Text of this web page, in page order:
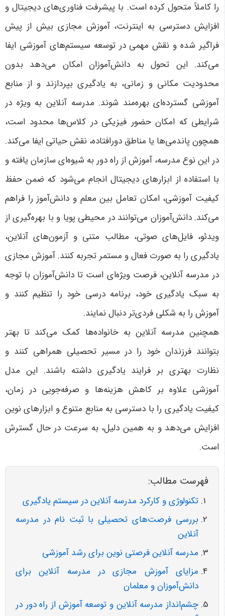
را کاملاً متحول کرده است. با پیشرفت فناوری‌های دیجیتال و
افزایش دسترسی به اینترنت، آموزش مجازی بیش از پیش
فراگیر شده و نقش مهمی در توسعه سیستم‌های آموزشی ایفا
می‌کند. این تحول به دانش‌آموزان امکان می‌دهد بدون
محدودیت مکانی و زمانی، به یادگیری بپردازند و از منابع
آموزشی گسترده‌ای بهره‌مند شوند. مدرسه آنلاین به ویژه در
شرایطی که امکان حضور فیزیکی در کلاس‌ها محدود است،
همچون پاندمی‌ها یا مناطق دورافتاده، نقش حیاتی ایفا می‌کند.
در این نوع مدرسه، آموزش از راه دور به شیوه‌ای سازمان یافته و
با استفاده از ابزارهای دیجیتال انجام می‌شود که ضمن حفظ
کیفیت آموزشی، امکان تعامل بین معلم و دانش‌آموز را فراهم
می‌کند. دانش‌آموزان می‌توانند در محیطی پویا و با بهره‌گیری از
ویدئو، فایل‌های صوتی، مطالب متنی و آزمون‌های آنلاین،
یادگیری را به صورت فعال و مستمر تجربه کنند. آموزش مجازی
در مدرسه آنلاین، فرصت ویژه‌ای است تا دانش‌آموزان با توجه
به سبک یادگیری خود، برنامه درسی خود را تنظیم کنند و
آموزش را به شکلی فردی‌تر دنبال نمایند.
همچنین مدرسه آنلاین به خانواده‌ها کمک می‌کند تا بهتر
بتوانند فرزندان خود را در مسیر تحصیلی همراهی کنند و
نظارت بهتری بر فرایند یادگیری داشته باشند. این مدل
آموزشی علاوه بر کاهش هزینه‌ها و صرفه‌جویی در زمان،
کیفیت یادگیری را با دسترسی به منابع متنوع و ابزارهای نوین
افزایش می‌دهد و به همین دلیل، به سرعت در حال گسترش
است.
فهرست مطالب:
تکنولوژی و کارکرد مدرسه آنلاین در سیستم یادگیری
بررسی فرصت‌های تحصیلی با ثبت نام در مدرسه
آنلاین
مدرسه آنلاین فرصتی نوین برای رشد آموزشی
مزایای آموزش مجازی در مدرسه آنلاین برای
دانش‌آموزان و معلمان
چشم‌انداز مدرسه آنلاین و توسعه آموزش از راه دور در